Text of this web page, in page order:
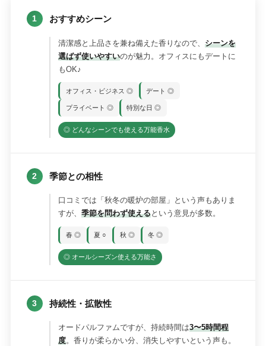
1 おすすめシーン
清潔感と上品さを兼ね備えた香りなので、シーンを
選ばず使いやすいのが魅力。オフィスにもデートに
もOK♪
オフィス・ビジネス ◎ デート ◎
プライベート ◎ 特別な日 ◎
◎ どんなシーンでも使える万能香水
2 季節との相性
口コミでは「秋冬の暖炉の部屋」という声もありま
すが、季節を問わず使えるという意見が多数。
春 ◎ 夏 ○ 秋 ◎ 冬 ◎
◎ オールシーズン使える万能さ
3 持続性・拡散性
オードパルファムですが、持続時間は3〜5時間程
度。香りが柔らかい分、消失しやすいという声も。